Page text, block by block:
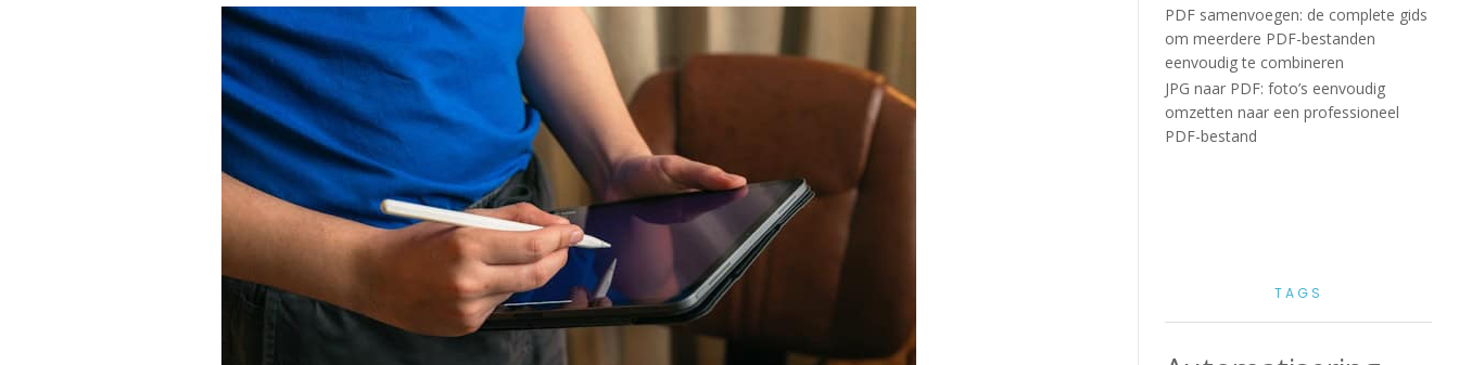
PDF samenvoegen: de complete gids
om meerdere PDF-bestanden
eenvoudig te combineren
JPG naar PDF: foto’s eenvoudig
omzetten naar een professioneel
PDF-bestand
TAGS